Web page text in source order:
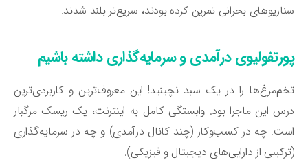
بحرانی تمرین کرده بودند، سریع‌تر بلند شدند.
درآمدی و سرمایه‌گذاری داشته باشیم
را در یک سبد نچینید! این معروف‌ترین و کاربردی‌ترین
این ماجرا بود. وابستگی کامل به اینترنت، یک ریسک مرگبار
چه در کسب‌وکار (چند کانال درآمدی) و چه در سرمایه‌گذاری
از دارایی‌های دیجیتال و فیزیکی).